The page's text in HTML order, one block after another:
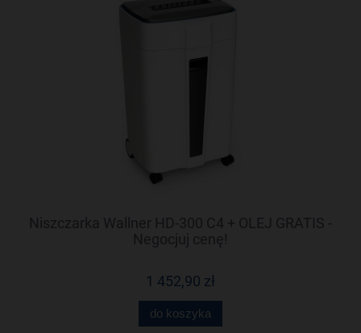
Niszczarka Wallner HD-300 C4 + OLEJ GRATIS -
Negocjuj cenę!
1 452,90 zł
do koszyka